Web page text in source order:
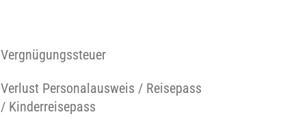
Vergnügungssteuer
Verlust Personalausweis / Reisepass
/ Kinderreisepass